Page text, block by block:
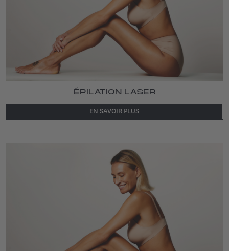
ÉPILATION LASER
EN SAVOIR PLUS